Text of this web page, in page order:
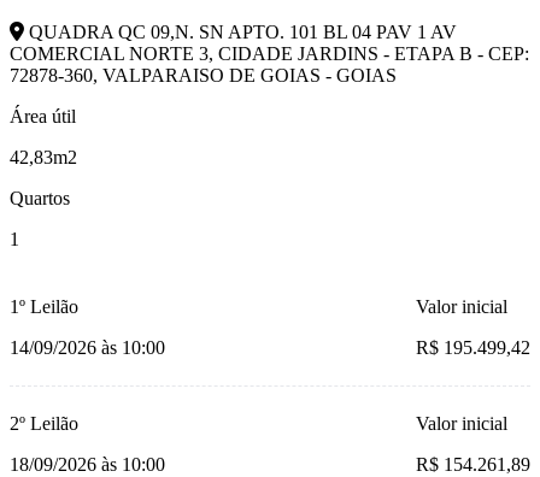
QUADRA QC 09,N. SN APTO. 101 BL 04 PAV 1 AV
COMERCIAL NORTE 3, CIDADE JARDINS - ETAPA B - CEP:
72878-360, VALPARAISO DE GOIAS - GOIAS
Área útil
42,83m2
Quartos
1
1º Leilão
14/09/2026 às 10:00
Valor inicial
R$ 195.499,42
2º Leilão
18/09/2026 às 10:00
Valor inicial
R$ 154.261,89